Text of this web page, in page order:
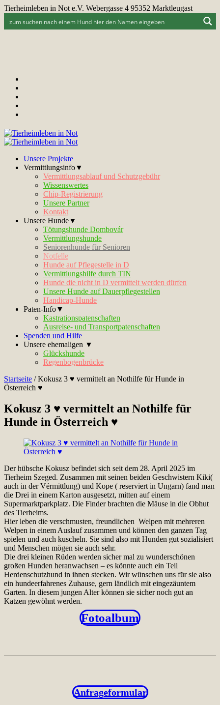
Tierheimleben in Not e.V. Webergasse 4 95352 Marktleugast
Unsere Projekte
Vermittlungsinfo▼
Vermittlungsablauf und Schutzgebühr
Wissenswertes
Chip-Registrierung
Unsere Partner
Kontakt
Unsere Hunde▼
Tötungshunde Dombovár
Vermittlungshunde
Seniorenhunde für Senioren
Notfelle
Hunde auf Pflegestelle in D
Vermittlungshilfe durch TIN
Hunde die nicht in D vermittelt werden dürfen
Unsere Hunde auf Dauerpflegestellen
Handicap-Hunde
Paten-Info▼
Kastrationspatenschaften
Ausreise- und Transportpatenschaften
Spenden und Hilfe
Unsere ehemaligen ▼
Glückshunde
Regenbogenbrücke
Startseite /Kokusz 3 ♥ vermittelt an Nothilfe für Hunde in
Österreich ♥
Kokusz 3 ♥ vermittelt an Nothilfe für
Hunde in Österreich ♥
Der hübsche Kokusz befindet sich seit dem 28. April 2025 im
Tierheim Szeged. Zusammen mit seinen beiden Geschwistern Kiki(
auch in der Vérmittlung) und Kope ( reserviert in Ungarn) fand man
die Drei in einem Karton ausgesetzt, mitten auf einem
Supermarktparkplatz. Die Finder brachten die Mäuse in die Obhut
des Tierheims.
Hier leben die verschmusten, freundlichen Welpen mit mehreren
Welpen in einem Auslauf zusammen und können den ganzen Tag
spielen und auch kuscheln. Sie sind also mit Hunden gut sozialisiert
und Menschen mögen sie auch sehr.
Die drei kleinen Rüden werden sicher mal zu wunderschönen
großen Hunden heranwachsen – es könnte auch ein Teil
Herdenschutzhund in ihnen stecken. Wir wünschen uns für sie also
ein hundeerfahrenes Zuhause, gern ländlich mit eingezäuntem
Garten. In diesem jungen Alter können sie sicher noch gut an
Katzen gewöhnt werden.
Fotoalbum
Anfrageformular